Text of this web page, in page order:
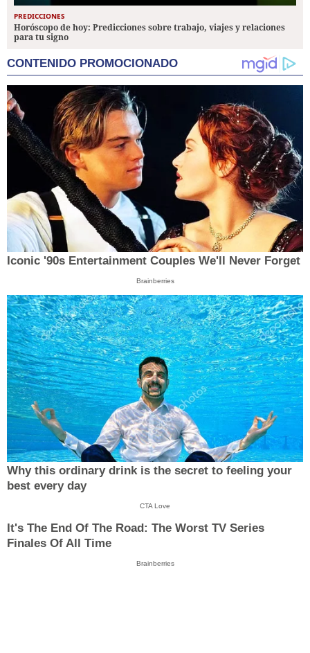
PREDICCIONES
Horóscopo de hoy: Predicciones sobre trabajo, viajes y relaciones
para tu signo
CONTENIDO PROMOCIONADO
Iconic '90s Entertainment Couples We'll Never Forget
Brainberries
Why this ordinary drink is the secret to feeling your
best every day
CTA Love
It's The End Of The Road: The Worst TV Series
Finales Of All Time
Brainberries